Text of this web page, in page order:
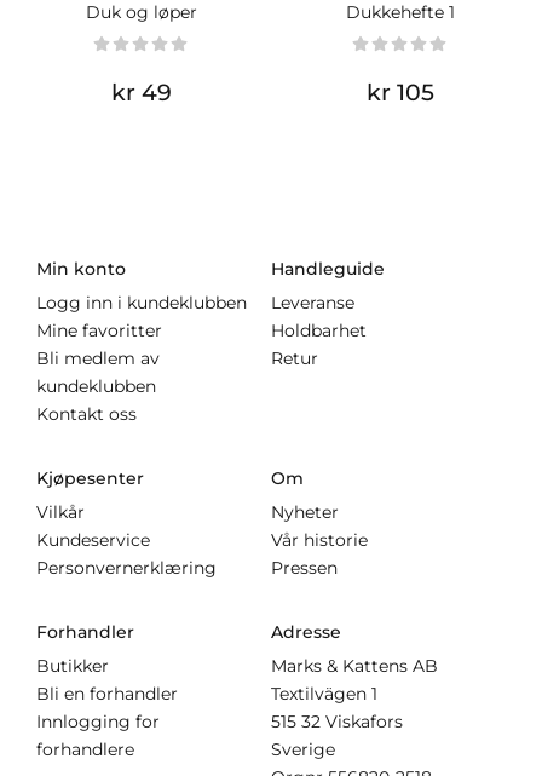
Duk og løper
kr 49
Dukkehefte 1
kr 105
Min konto
Logg inn i kundeklubben
Mine favoritter
Bli medlem av
kundeklubben
Kontakt oss
Handleguide
Leveranse
Holdbarhet
Retur
Kjøpesenter
Vilkår
Kundeservice
Personvernerklæring
Om
Nyheter
Vår historie
Pressen
Forhandler
Butikker
Bli en forhandler
Innlogging for
forhandlere
Adresse
Marks & Kattens AB
Textilvägen 1
515 32 Viskafors
Sverige